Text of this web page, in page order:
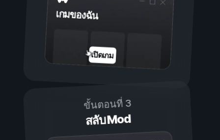
เกมของฉัน
เปิดเกม
ขั้นตอนที่ 3
สลับ Mod